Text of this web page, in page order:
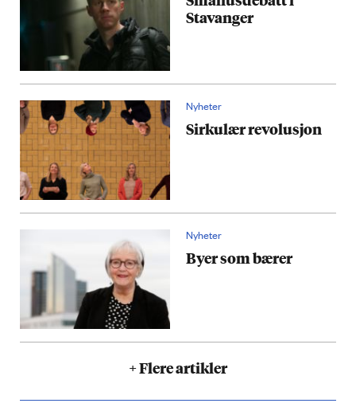
Stavanger
Nyheter
Sirkulær revolusjon
Nyheter
Byer som bærer
+ Flere artikler